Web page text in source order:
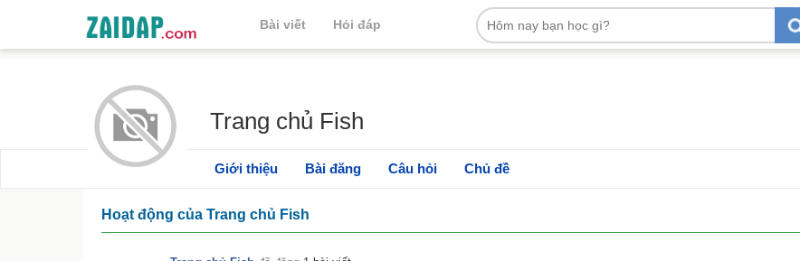
Bài viết Hỏi đáp
Trang chủ Fish
Giới thiệu Bài đăng Câu hỏi Chủ đề
Hoạt động của Trang chủ Fish